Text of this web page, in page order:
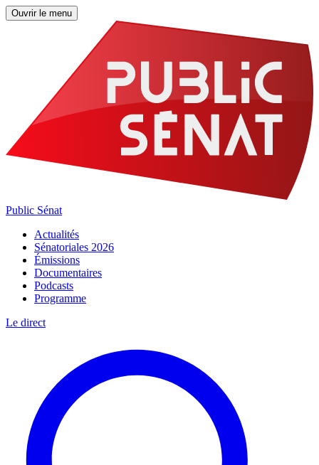
Ouvrir le menu
Public Sénat
Actualités
Sénatoriales 2026
Émissions
Documentaires
Podcasts
Programme
Le direct